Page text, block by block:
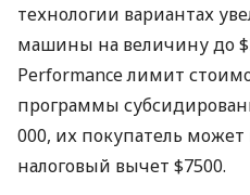
технологии вариантах
машины на величину до
Performance лимит
программы
000, их покупатель может
налоговый вычет $7500.